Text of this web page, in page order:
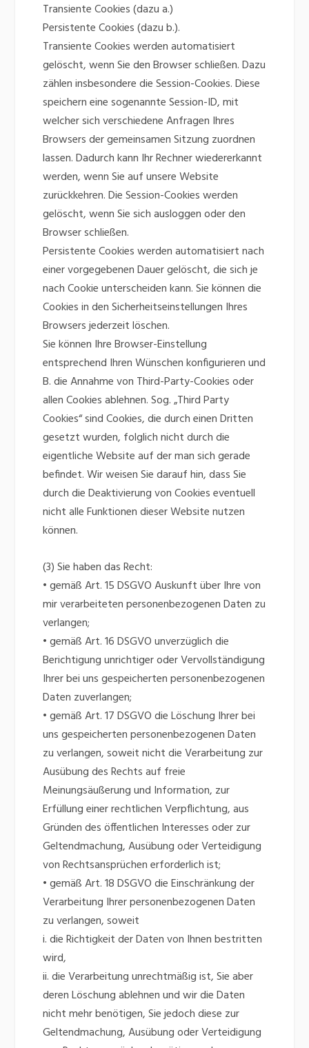
Transiente Cookies (dazu a.)
Persistente Cookies (dazu b.).
Transiente Cookies werden automatisiert
gelöscht, wenn Sie den Browser schließen. Dazu
zählen insbesondere die Session-Cookies. Diese
speichern eine sogenannte Session-ID, mit
welcher sich verschiedene Anfragen Ihres
Browsers der gemeinsamen Sitzung zuordnen
lassen. Dadurch kann Ihr Rechner wiedererkannt
werden, wenn Sie auf unsere Website
zurückkehren. Die Session-Cookies werden
gelöscht, wenn Sie sich ausloggen oder den
Browser schließen.
Persistente Cookies werden automatisiert nach
einer vorgegebenen Dauer gelöscht, die sich je
nach Cookie unterscheiden kann. Sie können die
Cookies in den Sicherheitseinstellungen Ihres
Browsers jederzeit löschen.
Sie können Ihre Browser-Einstellung
entsprechend Ihren Wünschen konfigurieren und
B. die Annahme von Third-Party-Cookies oder
allen Cookies ablehnen. Sog. „Third Party
Cookies“ sind Cookies, die durch einen Dritten
gesetzt wurden, folglich nicht durch die
eigentliche Website auf der man sich gerade
befindet. Wir weisen Sie darauf hin, dass Sie
durch die Deaktivierung von Cookies eventuell
nicht alle Funktionen dieser Website nutzen
können.
(3) Sie haben das Recht:
• gemäß Art. 15 DSGVO Auskunft über Ihre von
mir verarbeiteten personenbezogenen Daten zu
verlangen;
• gemäß Art. 16 DSGVO unverzüglich die
Berichtigung unrichtiger oder Vervollständigung
Ihrer bei uns gespeicherten personenbezogenen
Daten zuverlangen;
• gemäß Art. 17 DSGVO die Löschung Ihrer bei
uns gespeicherten personenbezogenen Daten
zu verlangen, soweit nicht die Verarbeitung zur
Ausübung des Rechts auf freie
Meinungsäußerung und Information, zur
Erfüllung einer rechtlichen Verpflichtung, aus
Gründen des öffentlichen Interesses oder zur
Geltendmachung, Ausübung oder Verteidigung
von Rechtsansprüchen erforderlich ist;
• gemäß Art. 18 DSGVO die Einschränkung der
Verarbeitung Ihrer personenbezogenen Daten
zu verlangen, soweit
i. die Richtigkeit der Daten von Ihnen bestritten
wird,
ii. die Verarbeitung unrechtmäßig ist, Sie aber
deren Löschung ablehnen und wir die Daten
nicht mehr benötigen, Sie jedoch diese zur
Geltendmachung, Ausübung oder Verteidigung